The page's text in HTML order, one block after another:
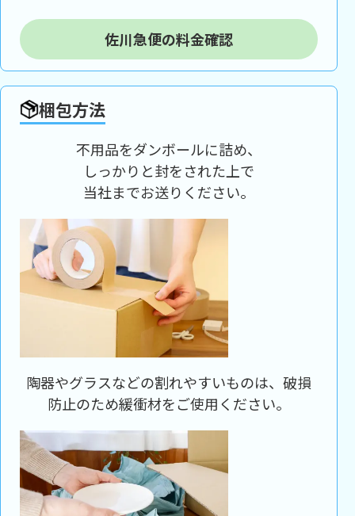
佐川急便の料金確認
梱包方法
不用品をダンボールに詰め、
しっかりと封をされた上で
当社までお送りください。
陶器やグラスなどの割れやすいものは、破損
防止のため緩衝材をご使用ください。